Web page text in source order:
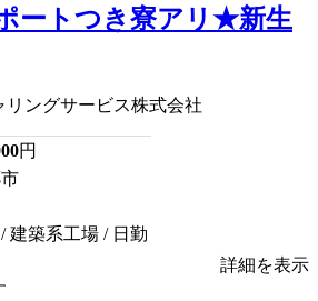
ートつき寮アリ★新生
リングサービス株式会社
円
建築系工場 / 日勤
詳細を表示